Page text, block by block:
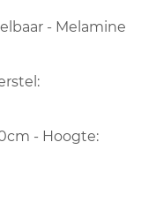
- Melamine
- Hoogte: